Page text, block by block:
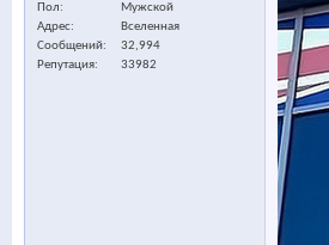
Пол
Мужской
Адрес
Вселенная
Сообщений
32,994
Репутация
33982